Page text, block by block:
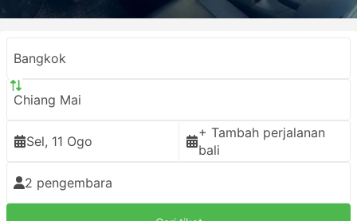
Bangkok
Chiang Mai
Sel, 11 Ogo
+ Tambah perjalanan
bali
2 pengembara